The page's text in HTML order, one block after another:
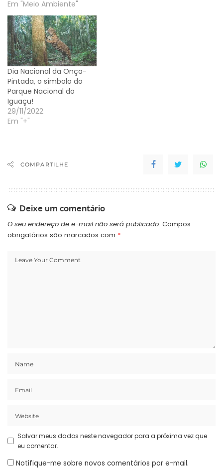
Em "Meio Ambiente"
Dia Nacional da Onça-
Pintada, o símbolo do
Parque Nacional do
Iguaçu!
29/11/2022
Em "+"
COMPARTILHE
Deixe um comentário
O seu endereço de e-mail não será publicado. Campos
obrigatórios são marcados com *
Salvar meus dados neste navegador para a próxima vez que
eu comentar.
Notifique-me sobre novos comentários por e-mail.